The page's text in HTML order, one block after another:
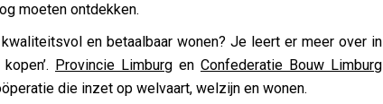
moeten ontdekken.
en betaalbaar wonen? Je leert er meer over in
Provincie Limburg en Confederatie Bouw Limburg
die inzet op welvaart, welzijn en wonen.